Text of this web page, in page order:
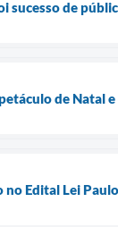
sucesso de
de Natal
Edital Lei